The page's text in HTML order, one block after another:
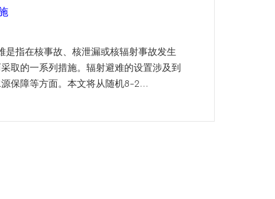
是指在核事故、核泄漏或核辐射事故发生
取的一系列措施。辐射避难的设置涉及到
保障等方面。本文将从随机8-2...